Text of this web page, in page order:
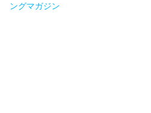
ングマガジン